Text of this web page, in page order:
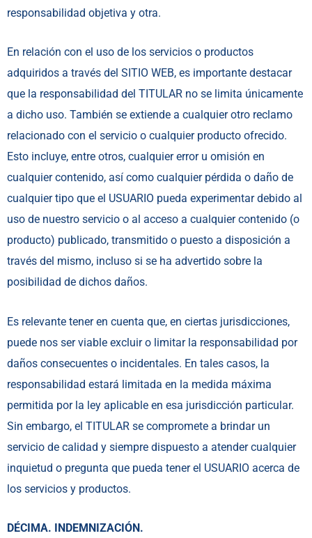
responsabilidad objetiva y otra.
En relación con el uso de los servicios o productos
adquiridos a través del SITIO WEB, es importante destacar
que la responsabilidad del TITULAR no se limita únicamente
a dicho uso. También se extiende a cualquier otro reclamo
relacionado con el servicio o cualquier producto ofrecido.
Esto incluye, entre otros, cualquier error u omisión en
cualquier contenido, así como cualquier pérdida o daño de
cualquier tipo que el USUARIO pueda experimentar debido al
uso de nuestro servicio o al acceso a cualquier contenido (o
producto) publicado, transmitido o puesto a disposición a
través del mismo, incluso si se ha advertido sobre la
posibilidad de dichos daños.
Es relevante tener en cuenta que, en ciertas jurisdicciones,
puede nos ser viable excluir o limitar la responsabilidad por
daños consecuentes o incidentales. En tales casos, la
responsabilidad estará limitada en la medida máxima
permitida por la ley aplicable en esa jurisdicción particular.
Sin embargo, el TITULAR se compromete a brindar un
servicio de calidad y siempre dispuesto a atender cualquier
inquietud o pregunta que pueda tener el USUARIO acerca de
los servicios y productos.
DÉCIMA. INDEMNIZACIÓN.